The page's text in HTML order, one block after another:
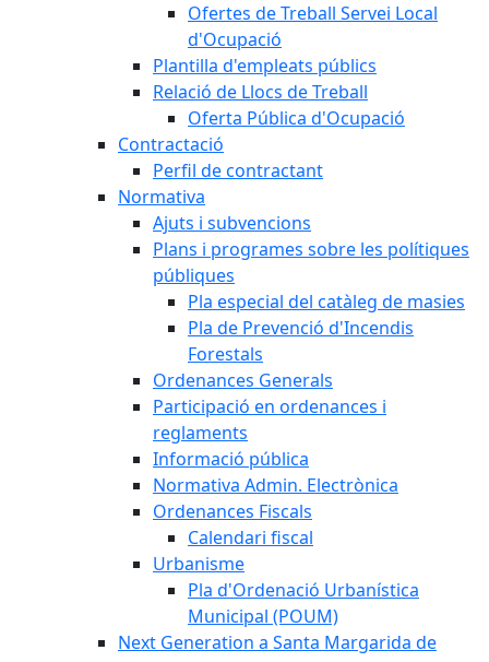
Ofertes de Treball Servei Local
d'Ocupació
Plantilla d'empleats públics
Relació de Llocs de Treball
Oferta Pública d'Ocupació
Contractació
Perfil de contractant
Normativa
Ajuts i subvencions
Plans i programes sobre les polítiques
públiques
Pla especial del catàleg de masies
Pla de Prevenció d'Incendis
Forestals
Ordenances Generals
Participació en ordenances i
reglaments
Informació pública
Normativa Admin. Electrònica
Ordenances Fiscals
Calendari fiscal
Urbanisme
Pla d'Ordenació Urbanística
Municipal (POUM)
Next Generation a Santa Margarida de